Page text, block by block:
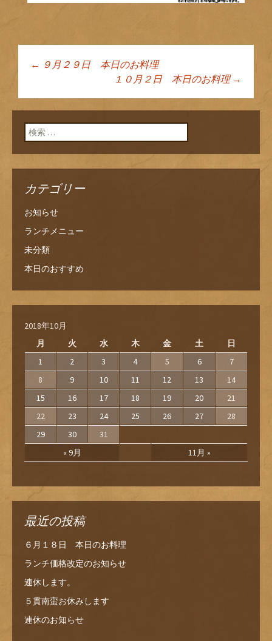
投稿ナビゲーショ
ン
← ９月２９日 本日のお料理
１０月２日 本日のお料理 →
検索:
カテゴリー
お知らせ
ランチメニュー
未分類
本日のおすすめ
2018年10月
月
火 水 木 金 土 日
« 9月 11月 »
1 2 3 4 5 6
7
8
9 10 11 12 13
14
15
16 17 18 19 20
21
22
23 24 25 26 27
28
29
30 31
最近の投稿
６月１８日 本日のお料理
ランチ価格改定のお知らせ
連休します。
５貫南蛮お休みします
連休のお知らせ